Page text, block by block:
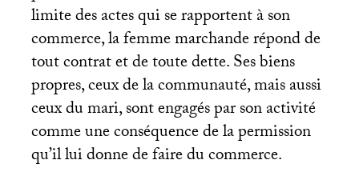
limite des actes qui se rapportent à son
commerce, la femme marchande répond de
tout contrat et de toute dette. Ses biens
propres, ceux de la communauté, mais aussi
ceux du mari, sont engagés par son activité
comme une conséquence de la permission
qu’il lui donne de faire du commerce.